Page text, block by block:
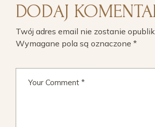
DODAJ
Twój adres email nie zostanie
Wymagane pola są oznaczone*